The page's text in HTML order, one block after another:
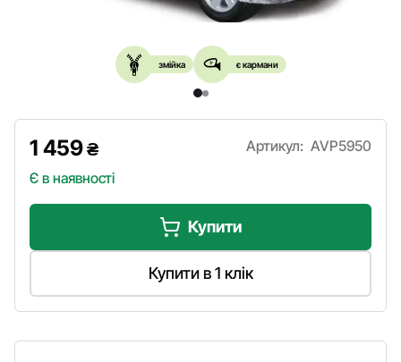
змійка є кармани
1 459₴
Є в наявності
Артикул: AVP5950
Купити
Купити в 1 клік